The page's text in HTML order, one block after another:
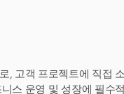
, 고객 프로젝트에 직접
스 운영 및 성장에 필수